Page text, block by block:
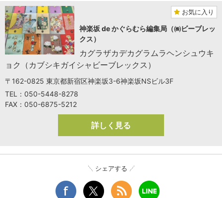
お気に入り
神楽坂 de かぐらむら編集局（㈱ビーブレッ
クス）
カグラザカデカグラムラヘンシュウキ
ョク（カブシキガイシャビーブレックス）
〒162-0825 東京都新宿区神楽坂3-6神楽坂NSビル3F
TEL：050-5448-8278
FAX：050-6875-5212
詳しく見る
シェアする